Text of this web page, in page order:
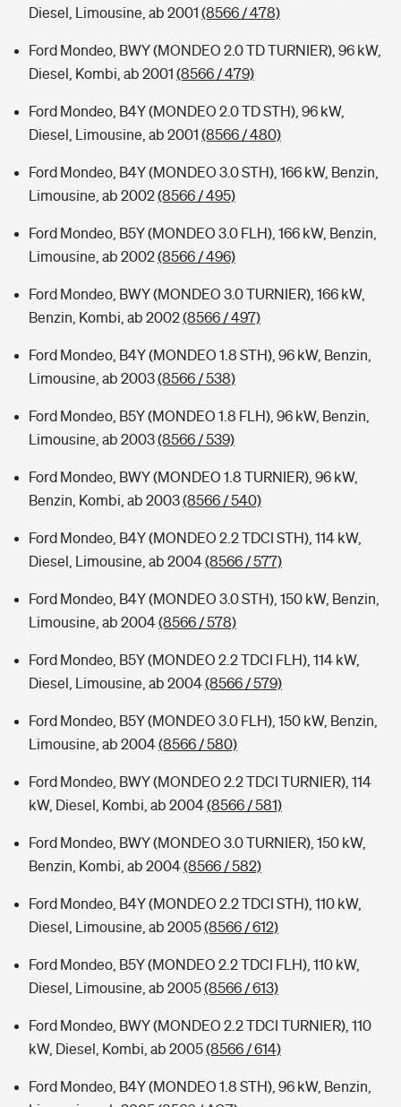
Diesel, Limousine, ab 2001 (8566 / 478)
Ford Mondeo, BWY (MONDEO 2.0 TD TURNIER), 96 kW,
Diesel, Kombi, ab 2001 (8566 / 479)
Ford Mondeo, B4Y (MONDEO 2.0 TD STH), 96 kW,
Diesel, Limousine, ab 2001 (8566 / 480)
Ford Mondeo, B4Y (MONDEO 3.0 STH), 166 kW, Benzin,
Limousine, ab 2002(8566 / 495)
Ford Mondeo, B5Y (MONDEO 3.0 FLH), 166 kW, Benzin,
Limousine, ab 2002(8566 / 496)
Ford Mondeo, BWY (MONDEO 3.0 TURNIER), 166 kW,
Benzin, Kombi, ab 2002(8566 / 497)
Ford Mondeo, B4Y (MONDEO 1.8 STH), 96 kW, Benzin,
Limousine, ab 2003(8566 / 538)
Ford Mondeo, B5Y (MONDEO 1.8 FLH), 96 kW, Benzin,
Limousine, ab 2003(8566 / 539)
Ford Mondeo, BWY (MONDEO 1.8 TURNIER), 96 kW,
Benzin, Kombi, ab 2003(8566 / 540)
Ford Mondeo, B4Y (MONDEO 2.2 TDCI STH), 114 kW,
Diesel, Limousine, ab 2004(8566 / 577)
Ford Mondeo, B4Y (MONDEO 3.0 STH), 150 kW, Benzin,
Limousine, ab 2004(8566 / 578)
Ford Mondeo, B5Y (MONDEO 2.2 TDCI FLH), 114 kW,
Diesel, Limousine, ab 2004(8566 / 579)
Ford Mondeo, B5Y (MONDEO 3.0 FLH), 150 kW, Benzin,
Limousine, ab 2004(8566 / 580)
Ford Mondeo, BWY (MONDEO 2.2 TDCI TURNIER), 114
kW, Diesel, Kombi, ab 2004(8566 / 581)
Ford Mondeo, BWY (MONDEO 3.0 TURNIER), 150 kW,
Benzin, Kombi, ab 2004(8566 / 582)
Ford Mondeo, B4Y (MONDEO 2.2 TDCI STH), 110 kW,
Diesel, Limousine, ab 2005(8566 / 612)
Ford Mondeo, B5Y (MONDEO 2.2 TDCI FLH), 110 kW,
Diesel, Limousine, ab 2005(8566 / 613)
Ford Mondeo, BWY (MONDEO 2.2 TDCI TURNIER), 110
kW, Diesel, Kombi, ab 2005(8566 / 614)
Ford Mondeo, B4Y (MONDEO 1.8 STH), 96 kW, Benzin,